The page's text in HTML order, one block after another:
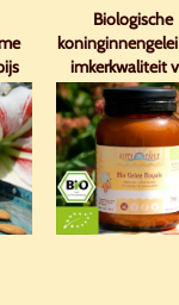
Biologische
imkerkwaliteit
biologische
oorsprong